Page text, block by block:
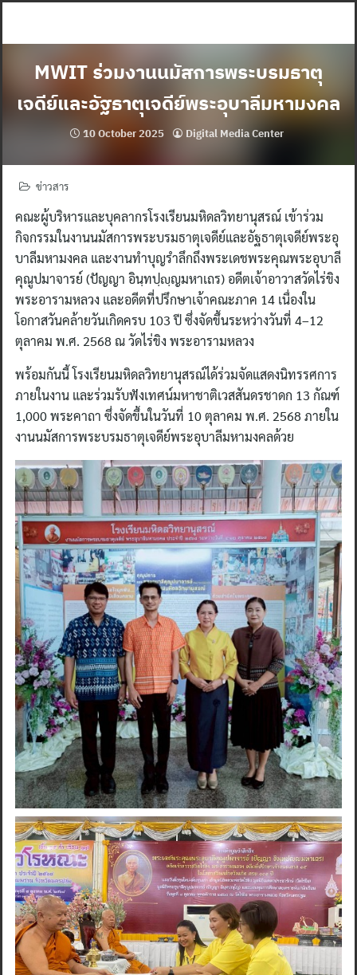
MWIT ร่วมงานนมัสการพระบรมธาตุ
เจดีย์และอัฐธาตุเจดีย์พระอุบาลีมหามงคล
10 October 2025 Digital Media Center
ข่าวสาร
คณะผู้บริหารและบุคลากรโรงเรียนมหิดลวิทยานุสรณ์ เข้าร่วม
กิจกรรมในงานนมัสการพระบรมธาตุเจดีย์และอัฐธาตุเจดีย์พระอุ
บาลีมหามงคล และงานทำบุญรำลึกถึงพระเดชพระคุณพระอุบาลี
คุณูปมาจารย์ (ปัญญา อินฺทปฺญฺญมหาเถร) อดีตเจ้าอาวาสวัดไร่ขิง
พระอารามหลวง และอดีตที่ปรึกษาเจ้าคณะภาค 14 เนื่องใน
โอกาสวันคล้ายวันเกิดครบ 103 ปี ซึ่งจัดขึ้นระหว่างวันที่ 4–12
ตุลาคม พ.ศ. 2568 ณ วัดไร่ขิง พระอารามหลวง
พร้อมกันนี้ โรงเรียนมหิดลวิทยานุสรณ์ได้ร่วมจัดแสดงนิทรรศการ
ภายในงาน และร่วมรับฟังเทศน์มหาชาติเวสสันดรชาดก 13 กัณฑ์
1,000 พระคาถา ซึ่งจัดขึ้นในวันที่ 10 ตุลาคม พ.ศ. 2568 ภายใน
งานนมัสการพระบรมธาตุเจดีย์พระอุบาลีมหามงคลด้วย